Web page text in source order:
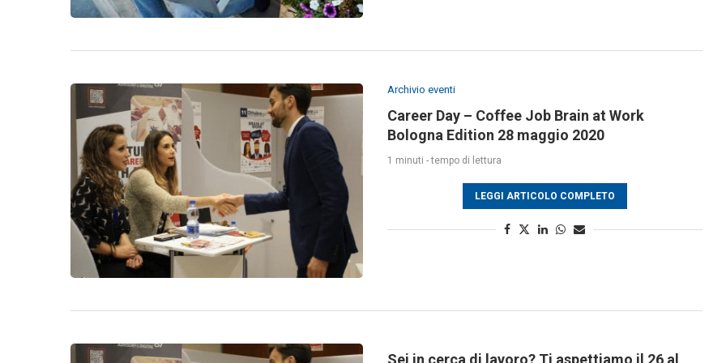
Archivio eventi
Career Day – Coffee Job Brain at Work
Bologna Edition 28 maggio 2020
1 minuti - tempo di lettura
LEGGI ARTICOLO COMPLETO